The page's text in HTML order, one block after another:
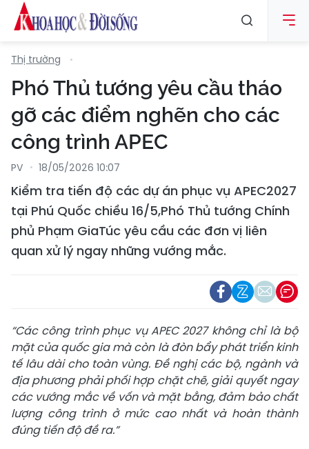
Thị trường
Phó Thủ tướng yêu cầu tháo
gỡ các điểm nghẽn cho các
công trình APEC
PV 18/05/2026 10:07
Kiểm tra tiến độ các dự án phục vụ APEC2027
tại Phú Quốc chiều 16/5,Phó Thủ tướng Chính
phủ Phạm GiaTúc yêu cầu các đơn vị liên
quan xử lý ngay những vướng mắc.
“Các công trình phục vụ APEC 2027 không chỉ là bộ
mặt của quốc gia mà còn là đòn bẩy phát triển kinh
tế lâu dài cho toàn vùng. Đề nghị các bộ, ngành và
địa phương phải phối hợp chặt chẽ, giải quyết ngay
các vướng mắc về vốn và mặt bằng, đảm bảo chất
lượng công trình ở mức cao nhất và hoàn thành
đúng tiến độ đề ra.”